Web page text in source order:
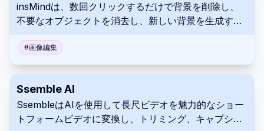
insMindは、数回クリックするだけで背景を削除し、
不要なオブジェクトを消去し、新しい背景を生成する
ツールです。
#画像編集
Ssemble AI
SsembleはAIを使用して長尺ビデオを魅力的なショー
トフォームビデオに変換し、トリミング、キャプショ